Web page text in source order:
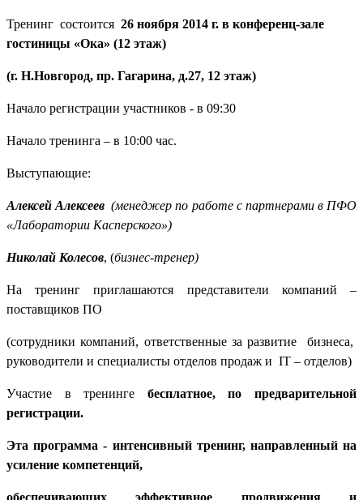
Тренинг состоится 26 ноября 2014 г. в конференц-зале
гостиницы «Ока» (12 этаж)
(г. Н.Новгород, пр. Гагарина, д.27, 12 этаж)
Начало регистрации участников - в 09:30
Начало тренинга – в 10:00 час.
Выступающие:
Алексей Алексеев(менеджер по работе с партнерами в ПФО
«Лаборатории Касперского»)
Николай Колесов, (бизнес-тренер)
На тренинг приглашаются представители компаний –
поставщиков ПО
(сотрудники компаний, ответственные за развитие бизнеса,
руководители и специалисты отделов продаж и IT – отделов)
Участие в тренинге бесплатное, по предварительной
регистрации.
Эта программа - интенсивный тренинг, направленный на
усиление компетенций,
обеспечивающих эффективное продвижения и